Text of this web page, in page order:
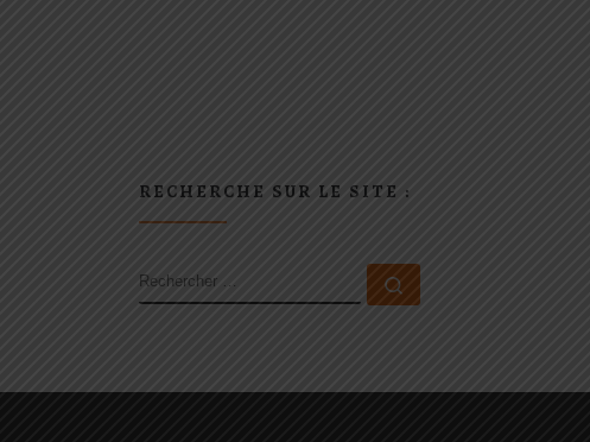
RECHERCHE SUR LE SITE :
RECHERCHER